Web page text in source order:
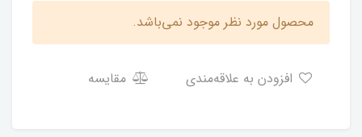
محصول مورد نظر موجود نمی‌باشد.
مقایسه